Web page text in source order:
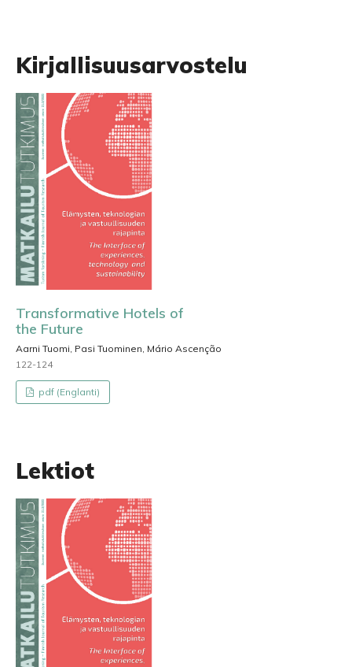
Kirjallisuusarvostelu
Transformative Hotels of
the Future
Aarni Tuomi, Pasi Tuominen, Mário Ascenção
122-124
pdf (Englanti)
Lektiot